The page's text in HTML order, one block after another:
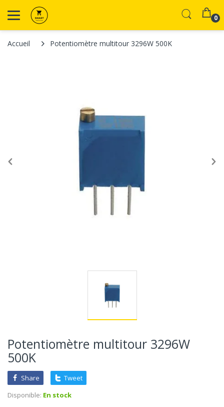
0
Accueil Potentiomètre multitour 3296W 500K
Potentiomètre multitour 3296W
500K
Share
Tweet
Disponible: En stock